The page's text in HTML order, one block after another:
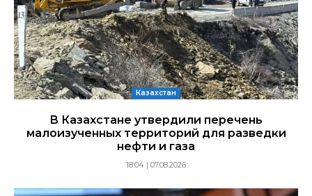
Казахстан
В Казахстане утвердили перечень
малоизученных территорий для разведки
нефти и газа
18:04 | 07.08.2026